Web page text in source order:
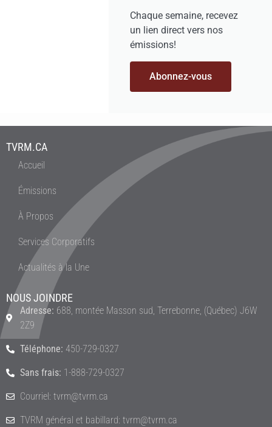
Chaque semaine, recevez
un lien direct vers nos
émissions!
Abonnez-vous
TVRM.CA
Accueil
Émissions
À Propos
Services Corporatifs
Actualités à la Une
NOUS JOINDRE
Adresse: 688, montée Masson sud, Terrebonne, (Québec) J6W
2Z9
Téléphone: 450-729-0327
Sans frais: 1-888-729-0327
Courriel: tvrm@tvrm.ca
TVRM général et babillard: tvrm@tvrm.ca